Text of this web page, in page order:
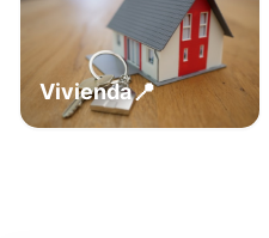
Vivienda📍